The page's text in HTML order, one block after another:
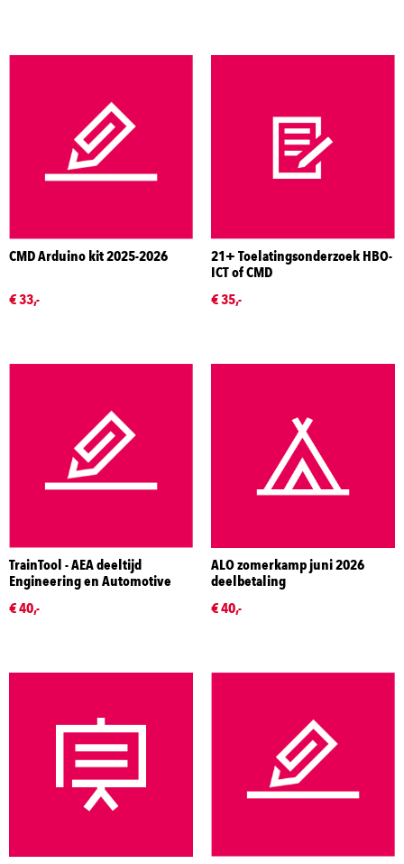
CMD Arduino kit 2025-2026
€ 33,-
21+ Toelatingsonderzoek HBO-
ICT of CMD
€ 35,-
TrainTool - AEA deeltijd
Engineering en Automotive
€ 40,-
ALO zomerkamp juni 2026
deelbetaling
€ 40,-